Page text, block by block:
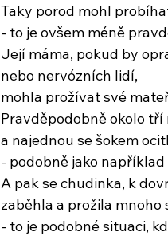
Taky porod mohl
- to je ovšem méně
Její máma, pokud by
nebo nervózních lidí,
mohla prožívat své
Pravděpodobně okolo
a najednou se šokem
- podobně jako
A pak se chudinka, k
zaběhla a prožila mnoho
- to je podobné situaci,